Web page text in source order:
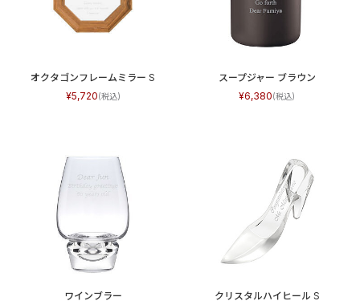
オクタゴンフレームミラー S
5,720
スープジャー ブラウン
6,380
ワインブラー
クリスタルハイヒール S